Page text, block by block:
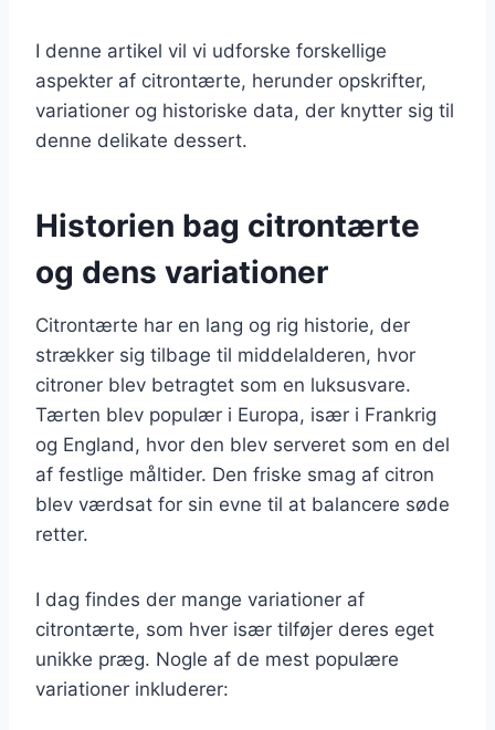
I denne artikel vil vi udforske forskellige
aspekter af citrontærte, herunder opskrifter,
variationer og historiske data, der knytter sig til
denne delikate dessert.
Historien bag citrontærte
og dens variationer
Citrontærte har en lang og rig historie, der
strækker sig tilbage til middelalderen, hvor
citroner blev betragtet som en luksusvare.
Tærten blev populær i Europa, især i Frankrig
og England, hvor den blev serveret som en del
af festlige måltider. Den friske smag af citron
blev værdsat for sin evne til at balancere søde
retter.
I dag findes der mange variationer af
citrontærte, som hver især tilføjer deres eget
unikke præg. Nogle af de mest populære
variationer inkluderer: